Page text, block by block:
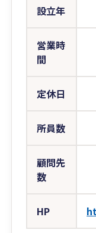
設立年
営業時
間
定休日
所員数
顧問先
数
HP